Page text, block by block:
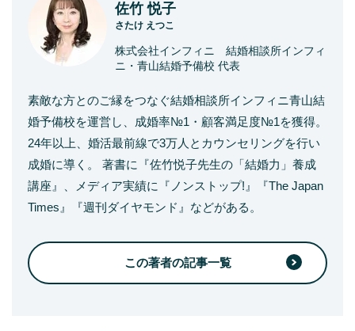
佐竹 悦子
さたけ えつこ
株式会社インフィニ 結婚相談所インフィ
ニ・青山結婚予備校 代表
素敵な方とのご縁をつなぐ結婚相談所インフィニ青山結
婚予備校を運営し、成婚率№1・顧客満足度№1を獲得。
24年以上、婚活最前線で3万人とカウンセリングを行い
成婚に導く。 著書に『佐竹悦子先生の「結婚力」養成
講座』、メディア実績に『ノンストップ!』『The Japan
Times』『週刊ダイヤモンド』などがある。
この著者の記事一覧